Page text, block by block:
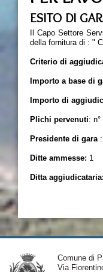
ESITO DI
Il Capo Settore
della fornitura di : "
Criterio di
Importo a base di
Importo di
Plichi pervenuti: n°
Presidente di gara:
Ditte ammesse: 1
Ditta aggiudicataria:
Comune di
Via